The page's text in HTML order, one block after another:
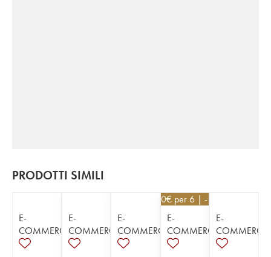
PRODOTTI SIMILI
E-
COMMERCE
E-
COMMERCE
E-
COMMERCE
25,20€ per 6 | - 10%
E-
COMMERCE
E-
COMMERCE